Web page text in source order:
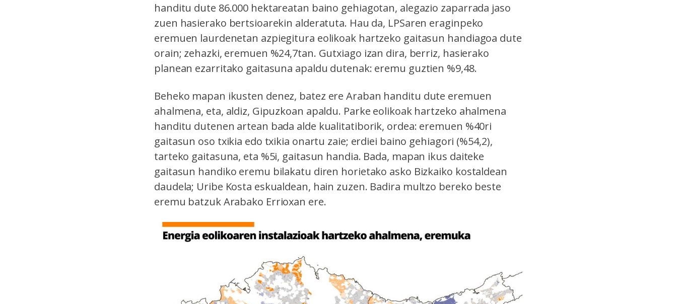
handitu dute 86.000 hektareatan baino gehiagotan, alegazio zaparrada jaso
zuen hasierako bertsioarekin alderatuta. Hau da, LPSaren eraginpeko
eremuen laurdenetan azpiegitura eolikoak hartzeko gaitasun handiagoa dute
orain; zehazki, eremuen %24,7tan. Gutxiago izan dira, berriz, hasierako
planean ezarritako gaitasuna apaldu dutenak: eremu guztien %9,48.
Beheko mapan ikusten denez, batez ere Araban handitu dute eremuen
ahalmena, eta, aldiz, Gipuzkoan apaldu. Parke eolikoak hartzeko ahalmena
handitu dutenen artean bada alde kualitatiborik, ordea: eremuen %40ri
gaitasun oso txikia edo txikia onartu zaie; erdiei baino gehiagori (%54,2),
tarteko gaitasuna, eta %5i, gaitasun handia. Bada, mapan ikus daiteke
gaitasun handiko eremu bilakatu diren horietako asko Bizkaiko kostaldean
daudela; Uribe Kosta eskualdean, hain zuzen. Badira multzo bereko beste
eremu batzuk Arabako Errioxan ere.